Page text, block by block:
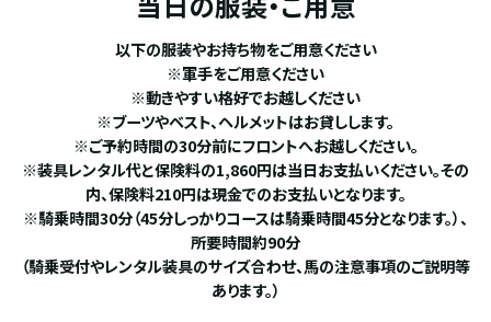
以下の服装やお持ち物をご用意ください
※軍手をご用意ください
※動きやすい格好でお越しください
※ブーツやベスト、ヘルメットはお貸しします。
※ご予約時間の30分前にフロントへお越しください。
※装具レンタル代と保険料の1,860円は当日お支払いください。その
内、保険料210円は現金でのお支払いとなります。
※騎乗時間30分（45分しっかりコースは騎乗時間45分となります。）、
所要時間約90分
（騎乗受付やレンタル装具のサイズ合わせ、馬の注意事項のご説明等
あります。）